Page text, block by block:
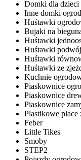
Domki dla dzieci
Inne domki
Huśtawki
Bujaki na
Huśtawki
Huśtawki
Huśtawki
Huśtawki ze
Kuchnie
Piaskownice
Piaskownice
Piaskownice
Plastikowe place
Feber
Little Tikes
Smoby
STEP2